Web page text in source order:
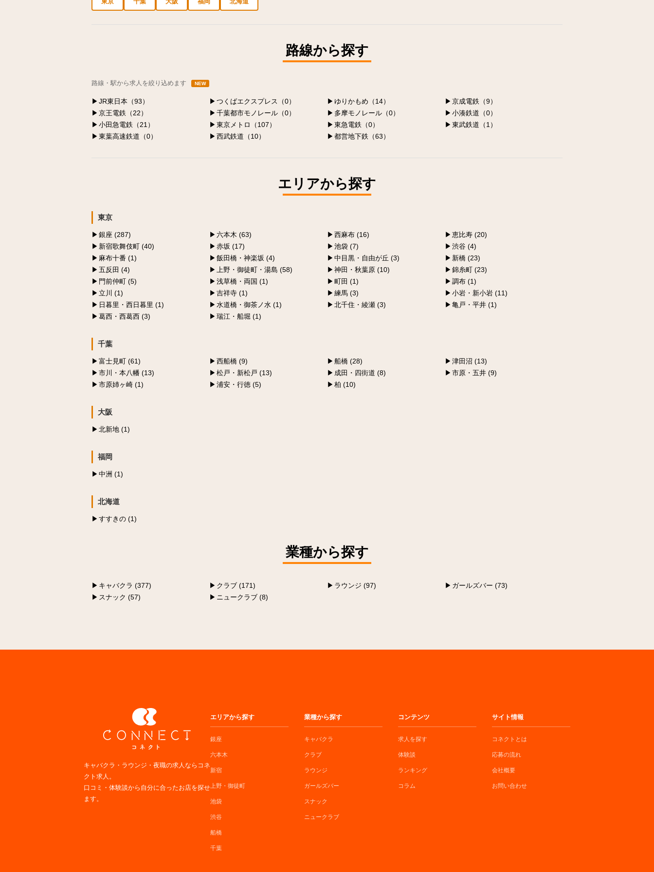
路線から探す
路線・駅から求人を絞り込めます NEW
JR東日本（93） つくばエクスプレス（0） ゆりかもめ（14）
京成電鉄（9）
京王電鉄（22）
千葉都市モノレール（0） 多摩モノレール（0）
小湊鉄道（0）
小田急電鉄（21）
東京メトロ（107） 東急電鉄（0）
東武鉄道（1）
東葉高速鉄道（0）
西武鉄道（10） 都営地下鉄（63）
エリアから探す
東京
銀座 (287) 六本木 (63) 西麻布 (16)
恵比寿 (20)
新宿歌舞伎町 (40)
赤坂 (17) 池袋 (7)
渋谷 (4)
麻布十番 (1)
飯田橋・神楽坂 (4) 中目黒・自由が丘 (3)
新橋 (23)
五反田 (4)
上野・御徒町・湯島 (58) 神田・秋葉原 (10)
錦糸町 (23)
門前仲町 (5)
浅草橋・両国 (1) 町田 (1)
調布 (1)
立川 (1)
吉祥寺 (1) 練馬 (3)
小岩・新小岩 (11)
日暮里・西日暮里 (1)
水道橋・御茶ノ水 (1) 北千住・綾瀬 (3)
亀戸・平井 (1)
葛西・西葛西 (3)
瑞江・船堀 (1)
千葉
富士見町 (61) 西船橋 (9) 船橋 (28)
津田沼 (13)
市川・本八幡 (13)
松戸・新松戸 (13) 成田・四街道 (8)
市原・五井 (9)
市原姉ヶ崎 (1)
浦安・行徳 (5) 柏 (10)
大阪
北新地 (1)
福岡
中洲 (1)
北海道
すすきの (1)
業種から探す
キャバクラ (377) クラブ (171) ラウンジ (97)
ガールズバー (73)
スナック (57)
ニュークラブ (8)
キャバクラ・ラウンジ・夜職の求人ならコネ
クト求人。
口コミ・体験談から自分に合ったお店を探せ
ます。
エリアから探す
銀座
六本木
新宿
上野・御徒町
池袋
渋谷
船橋
千葉
業種から探す
キャバクラ
クラブ
ラウンジ
ガールズバー
スナック
ニュークラブ
コンテンツ
求人を探す
体験談
ランキング
コラム
サイト情報
コネクトとは
応募の流れ
会社概要
お問い合わせ